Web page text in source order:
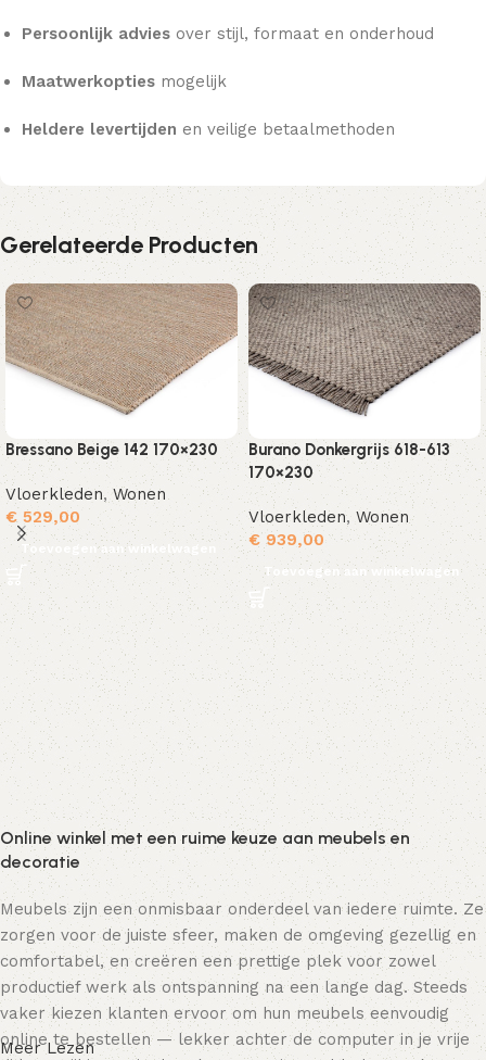
Persoonlijk advies over stijl, formaat en onderhoud
Maatwerkopties mogelijk
Heldere levertijden en veilige betaalmethoden
Gerelateerde Producten
Bressano Beige 142 170×230
Vloerkleden, Wonen
€ 529,00
Toevoegen aan winkelwagen
Burano Donkergrijs 618-613
170×230
Vloerkleden, Wonen
€939,00
Toevoegen aan winkelwagen
Online winkel met een ruime keuze aan meubels en
decoratie
Meubels zijn een onmisbaar onderdeel van iedere ruimte. Ze
zorgen voor de juiste sfeer, maken de omgeving gezellig en
comfortabel, en creëren een prettige plek voor zowel
productief werk als ontspanning na een lange dag. Steeds
vaker kiezen klanten ervoor om hun meubels eenvoudig
online te bestellen — lekker achter de computer in je vrije
Meer Lezen